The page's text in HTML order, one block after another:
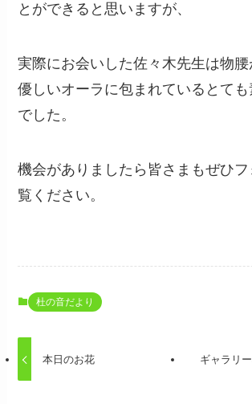
とができると思いますが、
実際にお会いした佐々木先生は物腰
優しいオーラに包まれているとて
でした。
機会がありましたら皆さまもぜひ
覧ください。
杜の音だより
本日のお花 ギャラリ